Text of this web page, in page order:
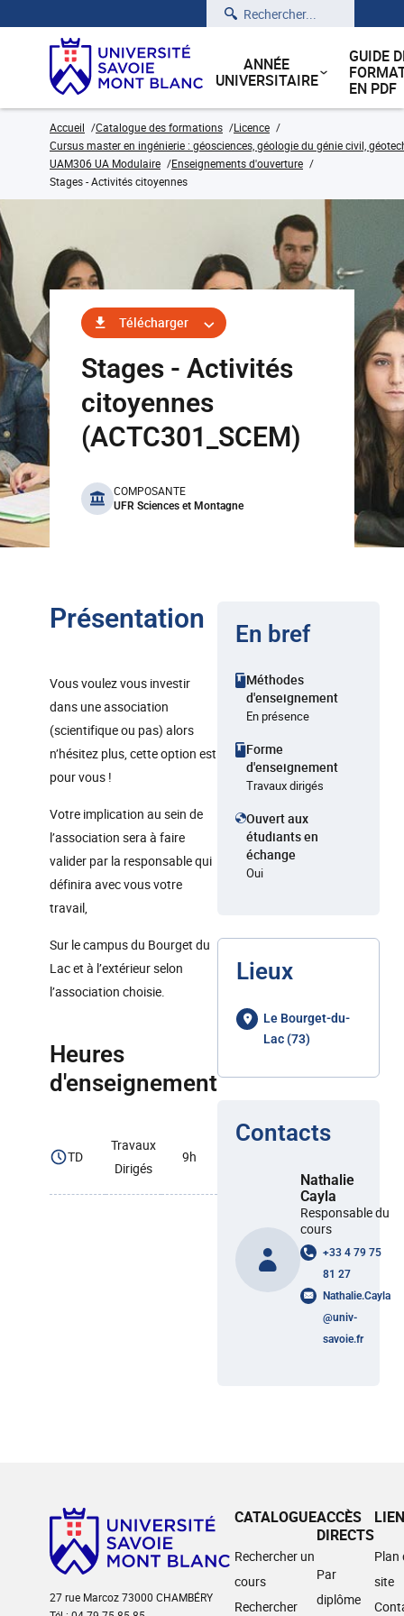
Rechercher
ANNÉE
UNIVERSITAIRE
GUIDE
EN PDF
Accueil Catalogue des formations
Licence
Cursus master en ingénierie : géosciences, géologie du génie civil,
UAM306 UA Modulaire
Enseignements d'ouverture
Stages - Activités citoyennes
Télécharger
Stages - Activités
citoyennes
(ACTC301_SCEM)
benefits
COMPOSANTE
UFR Sciences et Montagne
Présentation
Vous voulez vous investir
dans une association
(scientifique ou pas) alors
n’hésitez plus, cette option est
pour vous !
Votre implication au sein de
l’association sera à faire
valider par la responsable qui
définira avec vous votre
travail,
Sur le campus du Bourget du
Lac et à l’extérieur selon
l’association choisie.
Heures
d'enseignement
TD
Travaux
Dirigés
9h
En bref
Méthodes
d'enseignement
En présence
Forme
d'enseignement
Travaux dirigés
Ouvert aux
étudiants en
échange
Oui
Lieux
Le Bourget-du-
Lac (73)
Contacts
Nathalie
Cayla
Responsable du
cours
+33 4 79 75
81 27
Nathalie.Cayla
@univ-
savoie.fr
27 rue Marcoz 73000 CHAMBÉRY
CATALOGUE
Rechercher un
cours
Rechercher
ACCÈS
DIRECTS
Par
diplôme
Plan
site